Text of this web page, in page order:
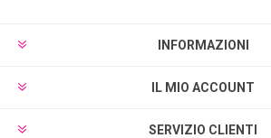
INFORMAZIONI
IL MIO ACCOUNT
SERVIZIO CLIENTI